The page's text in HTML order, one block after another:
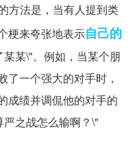
方法是，当有人提到类
梗来夸张地表示自己的
某\"。例如，当某个朋
了一个强大的对手时，
成绩并调侃他的对手的
之战怎么输啊？\"